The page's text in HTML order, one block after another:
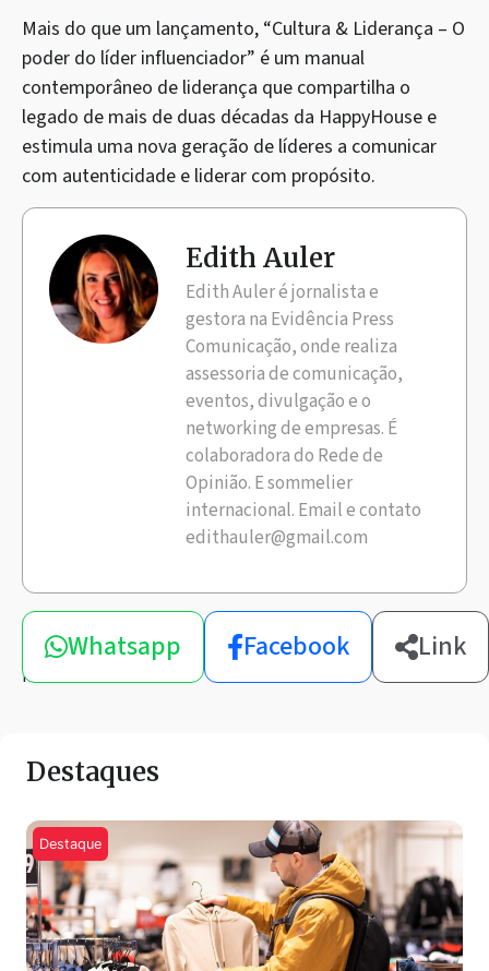
Mais do que um lançamento, “Cultura & Liderança – O
poder do líder influenciador” é um manual
contemporâneo de liderança que compartilha o
legado de mais de duas décadas da HappyHouse e
estimula uma nova geração de líderes a comunicar
com autenticidade e liderar com propósito.
Edith Auler
Edith Auler é jornalista e
gestora na Evidência Press
Comunicação, onde realiza
assessoria de comunicação,
eventos, divulgação e o
networking de empresas. É
colaboradora do Rede de
Opinião. E sommelier
internacional. Email e contato
edithauler@gmail.com
Compartilhe
esta
notícia
Whatsapp Facebook Link
Destaques